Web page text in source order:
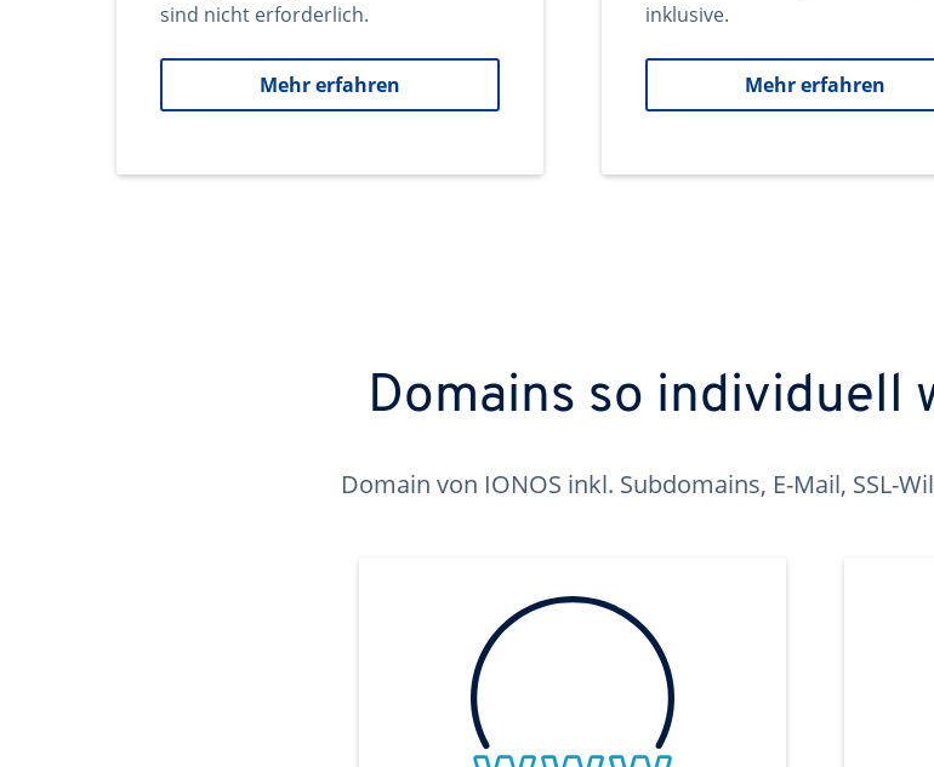
sind nicht erforderlich.
Mehr erfahren
inklusive.
Mehr erfahren
Domains so individuell
Domain von IONOS inkl. Subdomains, E-Mail, SSL-